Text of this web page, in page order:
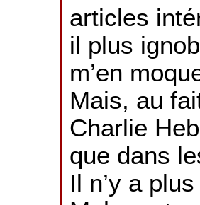
articles
il plus
m’en
Mais, au
Charlie
que dans
Il n’y a